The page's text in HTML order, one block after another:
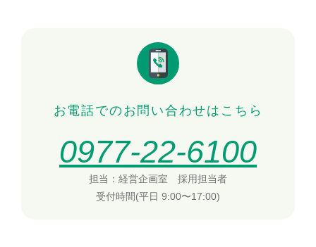
お電話でのお問い合わせはこちら
0977-22-6100
担当：経営企画室 採用担当者
受付時間(平日 9:00〜17:00)